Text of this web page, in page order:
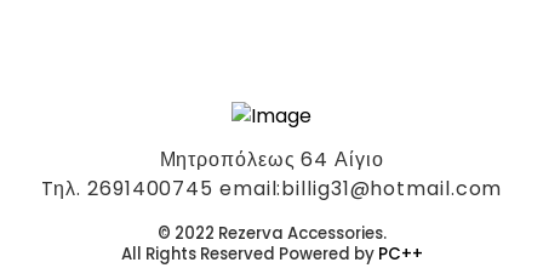
Μητροπόλεως 64 Αίγιο
Tηλ. 2691400745 email:billig31@hotmail.com
© 2022 Rezerva Accessories.
All Rights Reserved Powered by PC++